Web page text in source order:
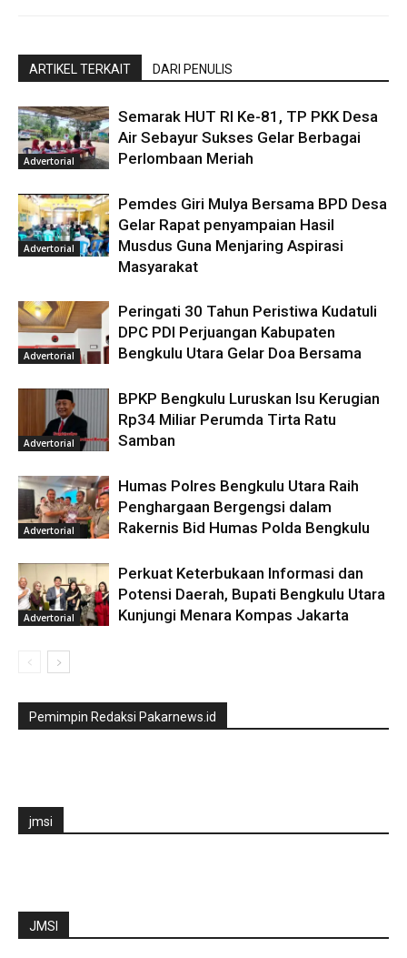
ARTIKEL TERKAIT DARI PENULIS
Advertorial
Semarak HUT RI Ke-81, TP PKK Desa
Air Sebayur Sukses Gelar Berbagai
Perlombaan Meriah
Advertorial
Pemdes Giri Mulya Bersama BPD Desa
Gelar Rapat penyampaian Hasil
Musdus Guna Menjaring Aspirasi
Masyarakat
Advertorial
Peringati 30 Tahun Peristiwa Kudatuli
DPC PDI Perjuangan Kabupaten
Bengkulu Utara Gelar Doa Bersama
Advertorial
BPKP Bengkulu Luruskan Isu Kerugian
Rp34 Miliar Perumda Tirta Ratu
Samban
Advertorial
Humas Polres Bengkulu Utara Raih
Penghargaan Bergengsi dalam
Rakernis Bid Humas Polda Bengkulu
Advertorial
Perkuat Keterbukaan Informasi dan
Potensi Daerah, Bupati Bengkulu Utara
Kunjungi Menara Kompas Jakarta
Pemimpin Redaksi Pakarnews.id
jmsi
JMSI